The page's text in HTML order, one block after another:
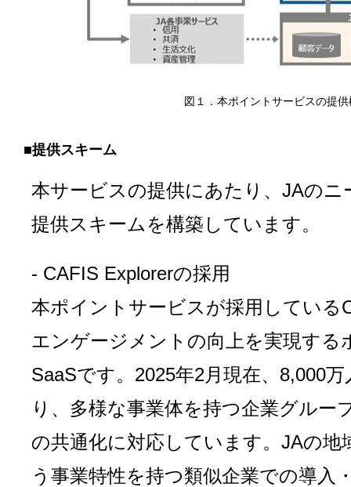
図１．本ポイントサービスの提
■提供スキーム
本サービスの提供にあたり、JAの
提供スキームを構築しています。
- CAFIS Explorerの採用
本ポイントサービスが採用している
エンゲージメントの向上を実現する
SaaSです。2025年2月現在、8,000
り、多様な事業体を持つ企業グルー
の共通化に対応しています。JAの地
う事業特性を持つ類似企業での導入